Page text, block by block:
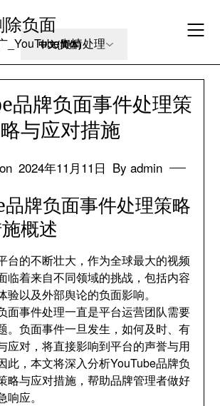
负面
_YouTube舆情处理
品牌负面事件处理策
略与应对措施
2024年11月11日 By admin
牌负面事件处理策略
概述
台的不断壮大，作为全球最大的视频
临着来自不同领域的挑战，包括内容
验以及外部舆论的负面影响。
面事件处理一直是平台运营团队需要
。负面事件一旦发生，如何及时、有
应对，将直接影响到平台的声誉与用
此，本文将深入分析YouTube品牌负
略与应对措施，帮助品牌管理者做好
应。